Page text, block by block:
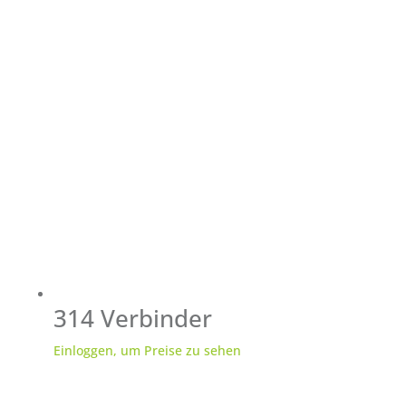
314 Verbinder
Einloggen, um Preise zu sehen